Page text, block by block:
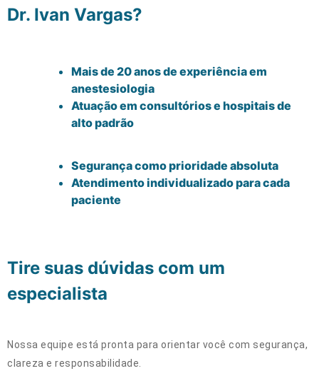
Dr. Ivan Vargas?
Mais de 20 anos de experiência em
anestesiologia
Atuação em consultórios e hospitais de
alto padrão
Segurança como prioridade absoluta
Atendimento individualizado para cada
paciente
Tire suas dúvidas com um
especialista
Nossa equipe está pronta para orientar você com segurança,
clareza e responsabilidade.